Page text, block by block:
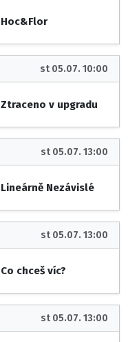
Hoc&Flor
st 05.07. 10:00
Ztraceno v upgradu
st 05.07. 13:00
Lineárně Nezávislé
st 05.07. 13:00
Co chceš víc?
st 05.07. 13:00